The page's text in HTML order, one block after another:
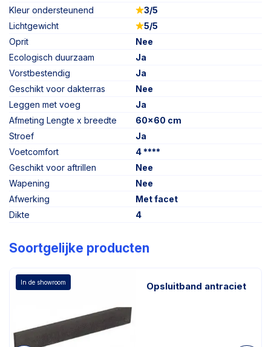
Kleur ondersteunend
3/5
Lichtgewicht
5/5
Oprit
Nee
Ecologisch duurzaam
Ja
Vorstbestendig
Ja
Geschikt voor dakterras
Nee
Leggen met voeg
Ja
Afmeting Lengte x breedte
60x60 cm
Stroef
Ja
Voetcomfort
4 ****
Geschikt voor aftrillen
Nee
Wapening
Nee
Afwerking
Met facet
Dikte
4
Soortgelijke producten
In de showroom Opsluitband antraciet